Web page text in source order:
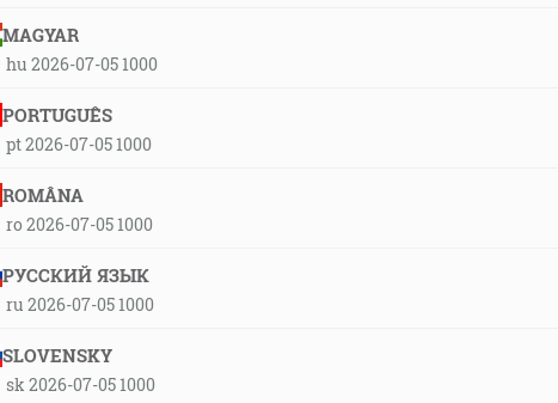
MAGYAR
hu 2026-07-05 1000
PORTUGUÊS
pt 2026-07-05 1000
ROMÂNA
ro 2026-07-05 1000
РУССКИЙ ЯЗЫК
ru 2026-07-05 1000
SLOVENSKY
sk 2026-07-05 1000